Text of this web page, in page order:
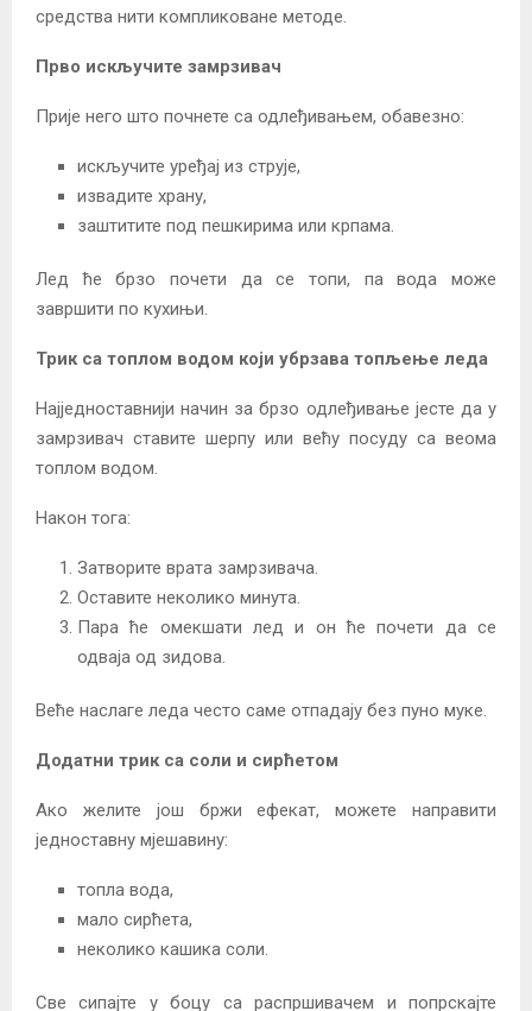
средства нити компликоване методе.
Прво искључите замрзивач
Прије него што почнете са одлеђивањем, обавезно:
искључите уређај из струје,
извадите храну,
заштитите под пешкирима или крпама.
Лед ће брзо почети да се топи, па вода може
завршити по кухињи.
Трик са топлом водом који убрзава топљење леда
Најједноставнији начин за брзо одлеђивање јесте да у
замрзивач ставите шерпу или већу посуду са веома
топлом водом.
Након тога:
Затворите врата замрзивача.
Оставите неколико минута.
Пара ће омекшати лед и он ће почети да се
одваја од зидова.
Веће наслаге леда често саме отпадају без пуно муке.
Додатни трик са соли и сирћетом
Ако желите још бржи ефекат, можете направити
једноставну мјешавину:
топла вода,
мало сирћета,
неколико кашика соли.
Све сипајте у боцу са распршивачем и попрскајте